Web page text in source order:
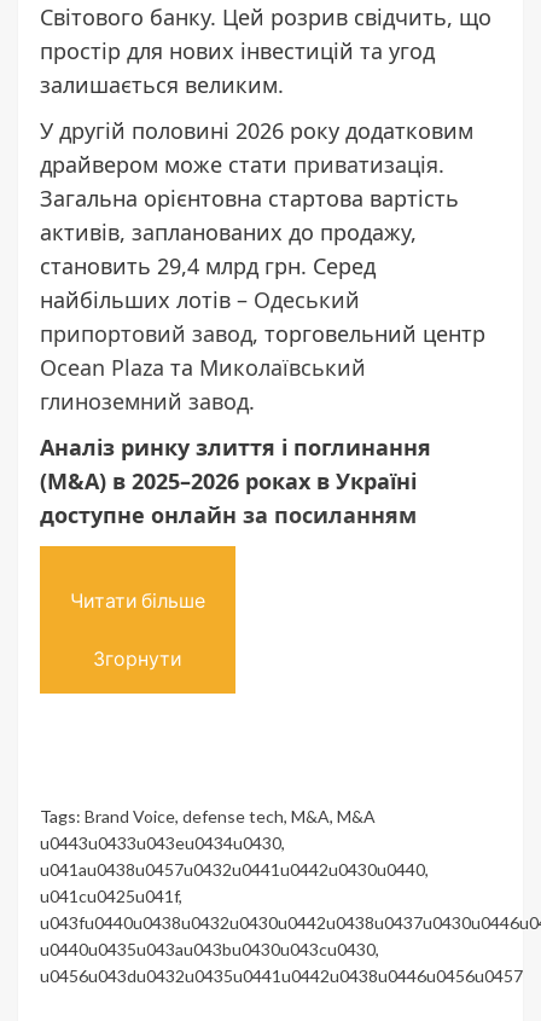
Світового банку. Цей розрив свідчить, що
простір для нових інвестицій та угод
залишається великим.
У другій половині 2026 року додатковим
драйвером може стати приватизація.
Загальна орієнтовна стартова вартість
активів, запланованих до продажу,
становить 29,4 млрд грн. Серед
найбільших лотів – Одеський
припортовий завод, торговельний центр
Ocean Plaza та Миколаївський
глиноземний завод.
Аналіз ринку злиття і поглинання
(M&A) в 2025–2026 роках в Україні
доступне онлайн за посиланням
Читати більше
Згорнути
Tags: Brand Voice, defense tech, M&A, M&A
u0443u0433u043eu0434u0430,
u041au0438u0457u0432u0441u0442u0430u0440,
u041cu0425u041f,
u0440u0435u043au043bu0430u043cu0430,
u0456u043du0432u0435u0441u0442u0438u0446u0456u0457